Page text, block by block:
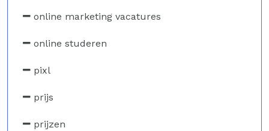
online marketing vacatures
online studeren
pixl
prijs
prijzen